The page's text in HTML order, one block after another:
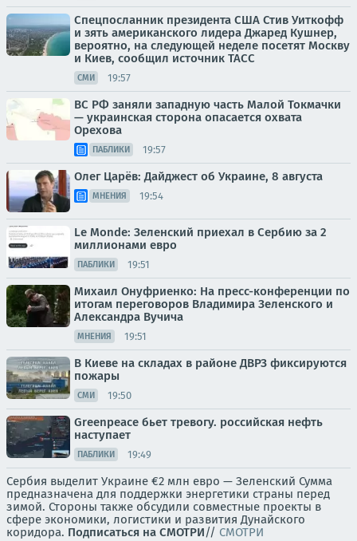
Спецпосланник президента США Стив Уиткофф
и зять американского лидера Джаред Кушнер,
вероятно, на следующей неделе посетят Москву
и Киев, сообщил источник ТАСС
СМИ 19:57
ВС РФ заняли западную часть Малой Токмачки
— украинская сторона опасается охвата
Орехова
ПАБЛИКИ 19:57
Олег Царёв: Дайджест об Украине, 8 августа
МНЕНИЯ 19:54
Le Monde: Зеленский приехал в Сербию за 2
миллионами евро
ПАБЛИКИ 19:51
Михаил Онуфриенко: На пресс-конференции по
итогам переговоров Владимира Зеленского и
Александра Вучича
МНЕНИЯ 19:51
В Киеве на складах в районе ДВРЗ фиксируются
пожары
СМИ 19:50
Greenpeace бьет тревогу. российская нефть
наступает
ПАБЛИКИ 19:49
Сербия выделит Украине €2 млн евро — Зеленский Сумма
предназначена для поддержки энергетики страны перед
зимой. Стороны также обсудили совместные проекты в
сфере экономики, логистики и развития Дунайского
коридора. Подписаться на СМОТРИ// СМОТРИ